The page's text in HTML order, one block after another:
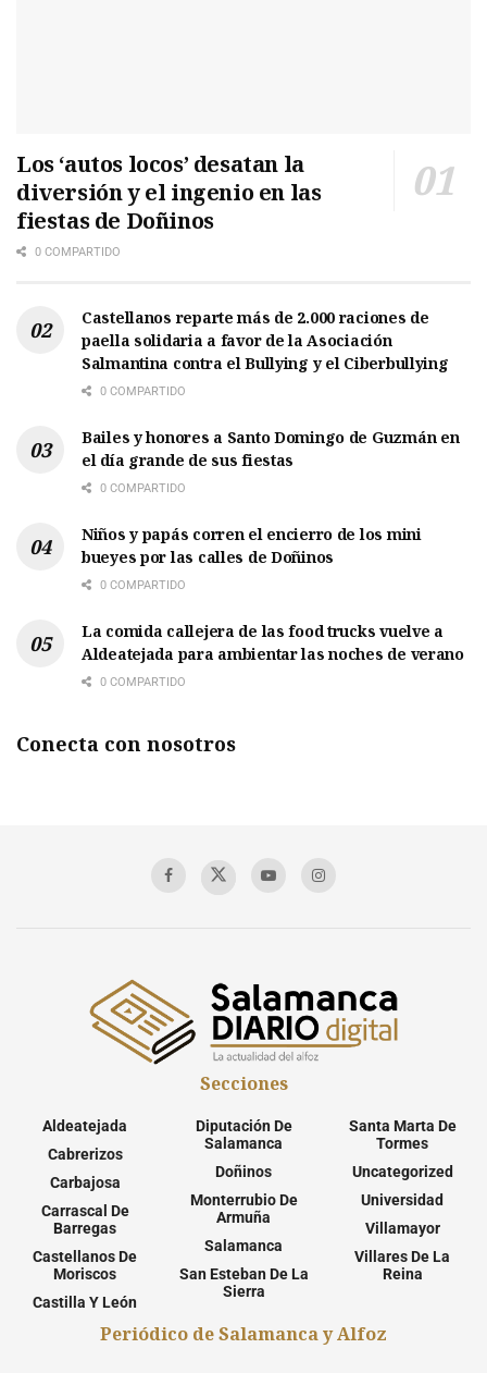
Los ‘autos locos’ desatan la
diversión y el ingenio en las
fiestas de Doñinos
0 COMPARTIDO
Castellanos reparte más de 2.000 raciones de
paella solidaria a favor de la Asociación
Salmantina contra el Bullying y el Ciberbullying
0 COMPARTIDO
Bailes y honores a Santo Domingo de Guzmán en
el día grande de sus fiestas
0 COMPARTIDO
Niños y papás corren el encierro de los mini
bueyes por las calles de Doñinos
0 COMPARTIDO
La comida callejera de las food trucks vuelve a
Aldeatejada para ambientar las noches de verano
0 COMPARTIDO
Conecta con nosotros
Secciones
Aldeatejada
Cabrerizos
Carbajosa
Carrascal De
Barregas
Castellanos De
Moriscos
Castilla Y León
Diputación De
Salamanca
Doñinos
Monterrubio De
Armuña
Salamanca
San Esteban De La
Sierra
Santa Marta De
Tormes
Uncategorized
Universidad
Villamayor
Villares De La
Reina
Periódico de Salamanca y Alfoz